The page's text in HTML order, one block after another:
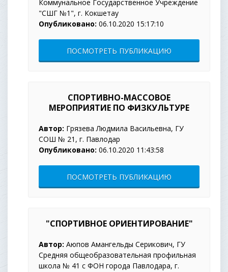
Коммунальное Государственное Учреждение
"СШГ №1", г. Кокшетау
Опубликовано: 06.10.2020 15:17:10
ПОСМОТРЕТЬ ПУБЛИКАЦИЮ
СПОРТИВНО-МАССОВОЕ
МЕРОПРИЯТИЕ ПО ФИЗКУЛЬТУРЕ
Автор: Грязева Людмила Васильевна, ГУ
СОШ № 21, г. Павлодар
Опубликовано: 06.10.2020 11:43:58
ПОСМОТРЕТЬ ПУБЛИКАЦИЮ
"СПОРТИВНОЕ ОРИЕНТИРОВАНИЕ"
Автор: Аюпов Амангельды Серикович, ГУ
Средняя общеобразовательная профильная
школа № 41 с ФОН города Павлодара, г.